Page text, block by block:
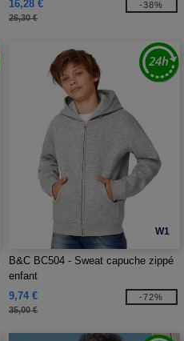
16,28 €
26,30 €
-38%
W1
B&C BC504 - Sweat capuche zippé
enfant
9,74 €
35,00 €
-72%